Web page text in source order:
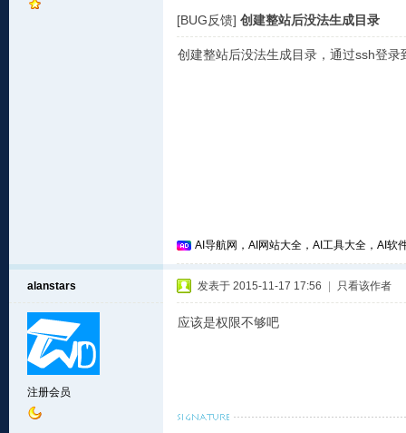
[BUG反馈] 创建整站后没法生成目录
创建整站后没法生成目录，通过ssh登
AI导航网，AI网站大全，AI工具大全，AI软
alanstars
注册会员
发表于 2015-11-17 17:56 只看该作者
应该是权限不够吧